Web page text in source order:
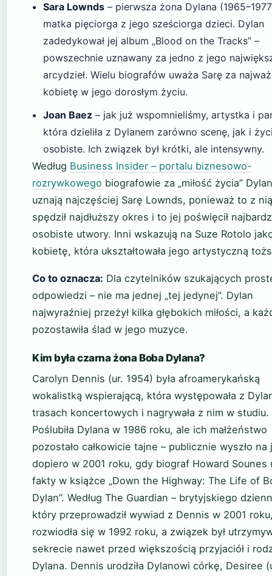
Sara Lownds – pierwsza żona Dylana
matka pięciorga z jego sześciorga dzieci. Dylan
zadedykował jej album „Blood on the Tracks” –
powszechnie uznawany za jedno z jego
arcydzieł. Wielu biografów uważa Sarę za
kobietę w jego dorosłym życiu.
Joan Baez – jak już wspomnieliśmy, artystka i
która dzieliła z Dylanem zarówno scenę, jak i
osobiste. Ich związek był krótki, ale intensywny.
Według Business Insider – portalu biznesowo-
rozrywkowego biografowie za „miłość życia”
uznają najczęściej Sarę Lownds, ponieważ to z nią
spędził najdłuższy okres i to jej poświęcił
osobiste utwory. Inni wskazują na Suze Rotolo
kobietę, która ukształtowała jego artystyczną
Co to oznacza: Dla czytelników szukających
odpowiedzi – nie ma jednej „tej jedynej”. Dylan
najwyraźniej przeżył kilka głębokich miłości, a
pozostawiła ślad w jego muzyce.
Kim była czarna żona Boba Dylana?
Carolyn Dennis (ur. 1954) była afroamerykańską
wokalistką wspierającą, która występowała z
trasach koncertowych i nagrywała z nim w studiu.
Poślubiła Dylana w 1986 roku, ale ich małżeństwo
pozostało całkowicie tajne – publicznie wyszło na
dopiero w 2001 roku, gdy biograf Howard Sounes
fakty w książce „Down the Highway: The Life of
Dylan”. Według The Guardian – brytyjskiego
który przeprowadził wywiad z Dennis w 2001
rozwiodła się w 1992 roku, a związek był
sekrecie nawet przed większością przyjaciół i
Dylana. Dennis urodziła Dylanowi córkę, Desiree